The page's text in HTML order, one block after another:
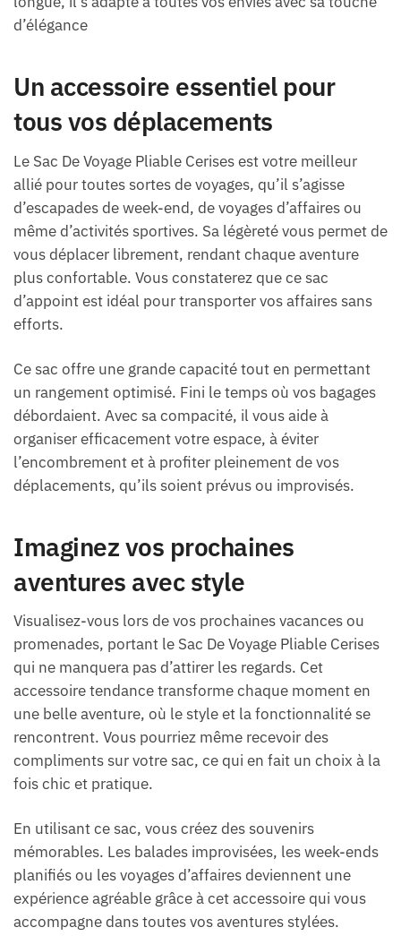
d’élégance
Un accessoire essentiel pour
tous vos déplacements
Le Sac De Voyage Pliable Cerises est votre meilleur
allié pour toutes sortes de voyages, qu’il s’agisse
d’escapades de week-end, de voyages d’affaires ou
même d’activités sportives. Sa légèreté vous permet de
vous déplacer librement, rendant chaque aventure
plus confortable. Vous constaterez que ce sac
d’appoint est idéal pour transporter vos affaires sans
efforts.
Ce sac offre une grande capacité tout en permettant
un rangement optimisé. Fini le temps où vos bagages
débordaient. Avec sa compacité, il vous aide à
organiser efficacement votre espace, à éviter
l’encombrement et à profiter pleinement de vos
déplacements, qu’ils soient prévus ou improvisés.
Imaginez vos prochaines
aventures avec style
Visualisez-vous lors de vos prochaines vacances ou
promenades, portant le Sac De Voyage Pliable Cerises
qui ne manquera pas d’attirer les regards. Cet
accessoire tendance transforme chaque moment en
une belle aventure, où le style et la fonctionnalité se
rencontrent. Vous pourriez même recevoir des
compliments sur votre sac, ce qui en fait un choix à la
fois chic et pratique.
En utilisant ce sac, vous créez des souvenirs
mémorables. Les balades improvisées, les week-ends
planifiés ou les voyages d’affaires deviennent une
expérience agréable grâce à cet accessoire qui vous
accompagne dans toutes vos aventures stylées.